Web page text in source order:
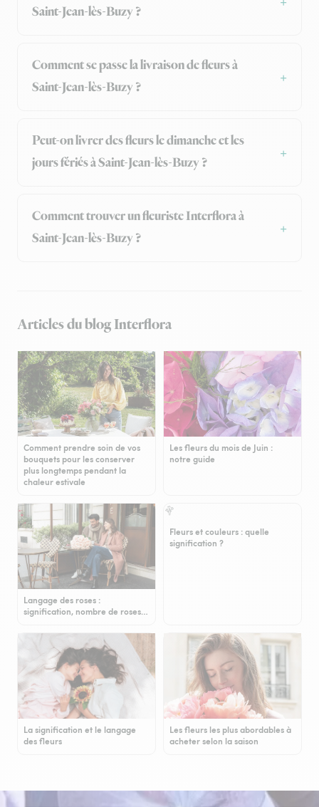
Saint-Jean-lès-Buzy ?
Comment se passe la livraison de fleurs à
Saint-Jean-lès-Buzy ?
Peut-on livrer des fleurs le dimanche et les
jours fériés à Saint-Jean-lès-Buzy ?
Comment trouver un fleuriste Interflora à
Saint-Jean-lès-Buzy ?
Articles du blog Interflora
Comment prendre soin de vos
bouquets pour les conserver
plus longtemps pendant la
chaleur estivale
Les fleurs du mois de Juin :
notre guide
Langage des roses :
signification, nombre de roses…
Fleurs et couleurs : quelle
signification ?
La signification et le langage
des fleurs
Les fleurs les plus abordables à
acheter selon la saison